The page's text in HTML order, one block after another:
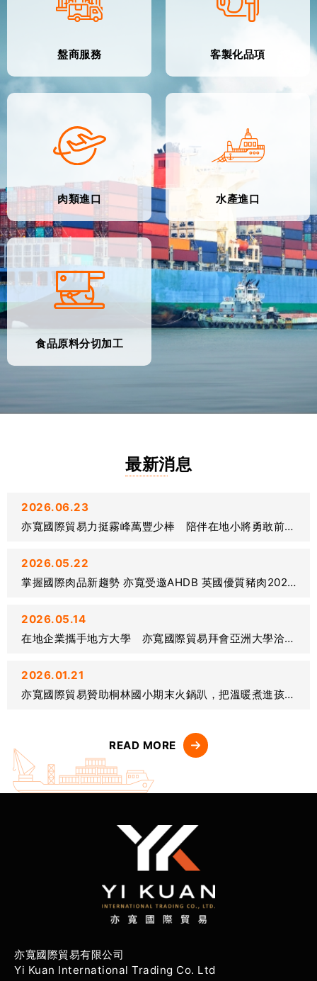
盤商服務 客製化品項
肉類進口 水產進口
食品原料分切加工
最新消息
2026.06.23
亦寬國際貿易力挺霧峰萬豐少棒 陪伴在地小將勇敢前進世界舞台
2026.05.22
掌握國際肉品新趨勢 亦寬受邀AHDB 英國優質豬肉2026台灣品鑑會
2026.05.14
在地企業攜手地方大學 亦寬國際貿易拜會亞洲大學洽談合作
2026.01.21
亦寬國際貿易贊助桐林國小期末火鍋趴，把溫暖煮進孩子的學期回憶
READ MORE
亦寬國際貿易有限公司
Yi Kuan International Trading Co. Ltd